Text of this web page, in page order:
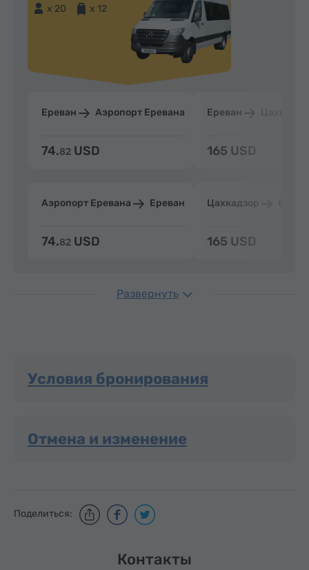
x 20
x 12
Ереван Аэропорт Еревана
74.82 USD
Аэропорт Еревана Ереван
74.82 USD
Ереван
165 USD
Цахкадзор
165 USD
Развернуть
Условия бронирования
Отмена и изменение
Поделиться:
Контакты